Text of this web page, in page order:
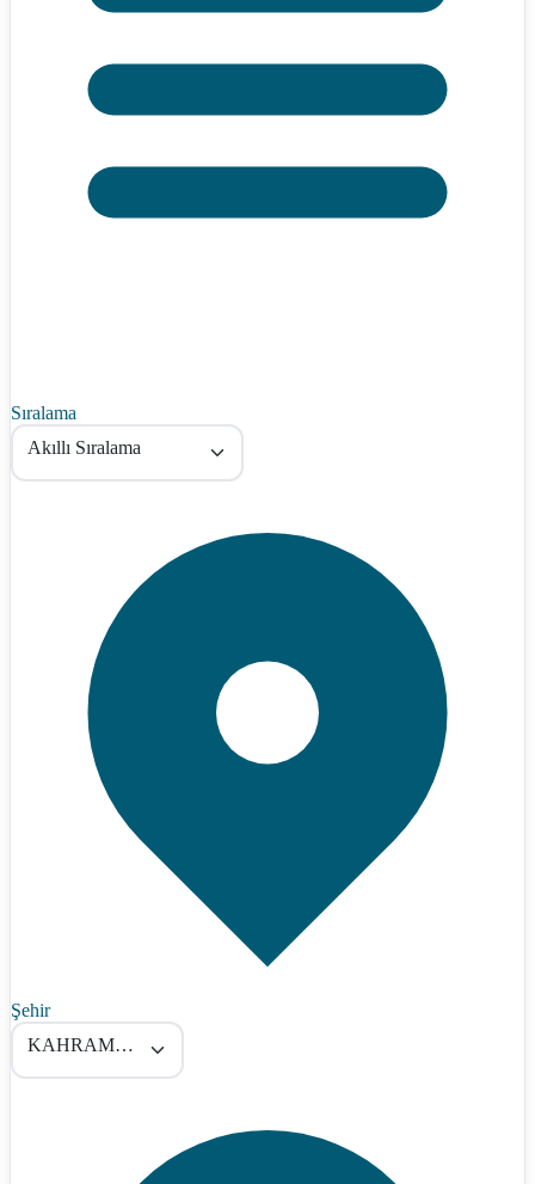
Sıralama
Akıllı Sıralama
Şehir
KAHRAMANMARAŞ